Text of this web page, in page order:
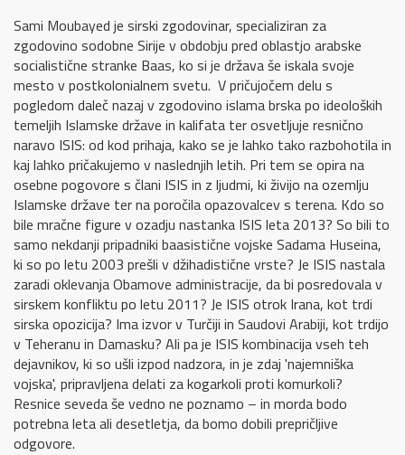
Sami Moubayed je sirski zgodovinar, specializiran za
zgodovino sodobne Sirije v obdobju pred oblastjo arabske
socialistične stranke Baas, ko si je država še iskala svoje
mesto v postkolonialnem svetu. V pričujočem delu s
pogledom daleč nazaj v zgodovino islama brska po ideoloških
temeljih Islamske države in kalifata ter osvetljuje resnično
naravo ISIS: od kod prihaja, kako se je lahko tako razbohotila in
kaj lahko pričakujemo v naslednjih letih. Pri tem se opira na
osebne pogovore s člani ISIS in z ljudmi, ki živijo na ozemlju
Islamske države ter na poročila opazovalcev s terena. Kdo so
bile mračne figure v ozadju nastanka ISIS leta 2013? So bili to
samo nekdanji pripadniki baasistične vojske Sadama Huseina,
ki so po letu 2003 prešli v džihadistične vrste? Je ISIS nastala
zaradi oklevanja Obamove administracije, da bi posredovala v
sirskem konfliktu po letu 2011? Je ISIS otrok Irana, kot trdi
sirska opozicija? Ima izvor v Turčiji in Saudovi Arabiji, kot trdijo
v Teheranu in Damasku? Ali pa je ISIS kombinacija vseh teh
dejavnikov, ki so ušli izpod nadzora, in je zdaj 'najemniška
vojska', pripravljena delati za kogarkoli proti komurkoli?
Resnice seveda še vedno ne poznamo – in morda bodo
potrebna leta ali desetletja, da bomo dobili prepričljive
odgovore.